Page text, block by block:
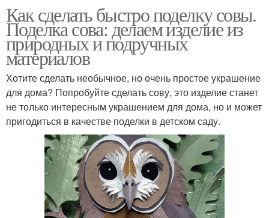
Как сделать быстро поделку совы.
Поделка сова: делаем изделие из
природных и подручных
материалов
Хотите сделать необычное, но очень простое украшение
для дома? Попробуйте сделать сову, это изделие станет
не только интересным украшением для дома, но и может
пригодиться в качестве поделки в детском саду.